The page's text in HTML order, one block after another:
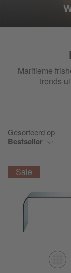
Maritieme
trends
Gesorteerd op
Bestseller